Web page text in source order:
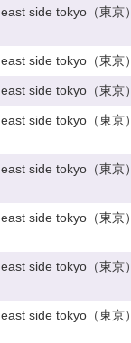
east side tokyo（東京）
east side tokyo（東京）
east side tokyo（東京）
east side tokyo（東京）
east side tokyo（東京）
east side tokyo（東京）
east side tokyo（東京）
east side tokyo（東京）